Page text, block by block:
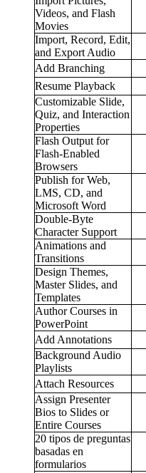
Videos, and Flash
Movies
Import, Record, Edit,
and Export Audio
Add Branching
Resume Playback
Customizable Slide,
Quiz, and Interaction
Properties
Flash Output for
Flash-Enabled
Browsers
Publish for Web,
LMS, CD, and
Microsoft Word
Double-Byte
Character Support
Animations and
Transitions
Design Themes,
Master Slides, and
Templates
Author Courses in
PowerPoint
Add Annotations
Background Audio
Playlists
Attach Resources
Assign Presenter
Bios to Slides or
Entire Courses
20 tipos de preguntas
basadas en
formularios